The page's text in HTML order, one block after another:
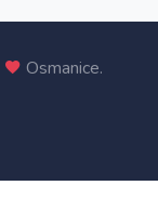
Osmanice.